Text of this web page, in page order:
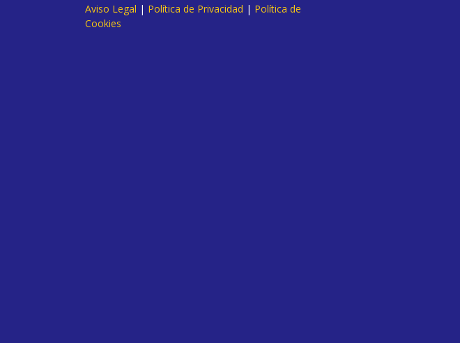
Aviso Legal | Política de Privacidad | Política de
Cookies